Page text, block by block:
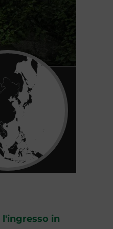
l'ingresso in